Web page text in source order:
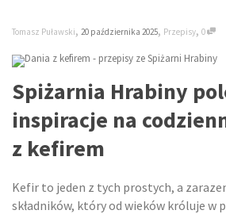
Tomasz Puławski, 20 października 2025, Przepisy, 0
Spiżarnia Hrabiny
inspiracje na
z kefirem
Kefir to jeden z tych prostych, a
składników, który od wieków króluje w